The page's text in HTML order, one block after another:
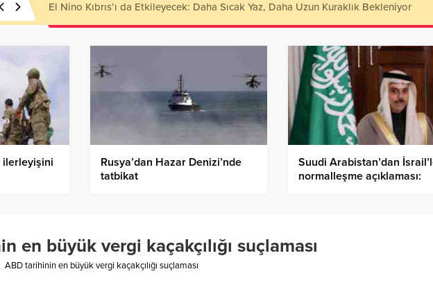
El Nino Kıbrıs’ı da Etkileyecek: Daha Sıcak Yaz, Daha Uzun Kuraklık Bekleniyor
ilerleyişini
Rusya’dan Hazar Denizi’nde
tatbikat
Suudi Arabistan’dan
normalleşme açıklaması:
en büyük vergi kaçakçılığı suçlaması
ABD tarihinin en büyük vergi kaçakçılığı suçlaması